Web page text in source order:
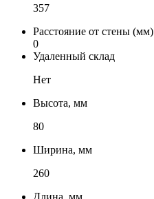
357
Расстояние от стены (мм)
0
Удаленный склад
Нет
Высота, мм
80
Ширина, мм
260